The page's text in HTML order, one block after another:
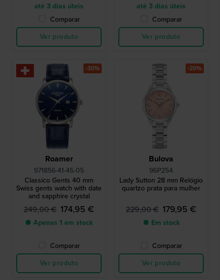
até 3 dias úteis
Comparar
Ver produto
até 3 dias úteis
Comparar
Ver produto
Roamer
971856-41-45-05
Classico Gents 40 mm
Swiss gents watch with date
and sapphire crystal
249,00 € 174,95 €
● Apenas 1 em stock
Comparar
Ver produto
-30%
Bulova
96P254
Lady Sutton 28 mm Relógio
quartzo prata para mulher
229,00 € 179,95 €
● Em stock
Comparar
Ver produto
-20%